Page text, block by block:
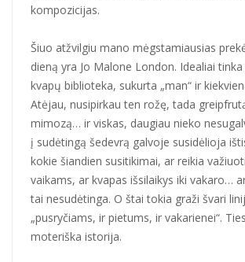
kompozicijas.
Šiuo atžvilgiu mano mėgstamiausias
dieną yra Jo Malone London. Idealiai
kvapų biblioteka, sukurta „man“ ir
Atėjau, nusipirkau ten rožę, tada
mimozą… ir viskas, daugiau nieko
į sudėtingą šedevrą galvoje susidėlioja
kokie šiandien susitikimai, ar reikia
vaikams, ar kvapas išsilaikys iki vakaro…
tai nesudėtinga. O štai tokia graži švari
„pusryčiams, ir pietums, ir vakarienei“.
moteriška istorija.